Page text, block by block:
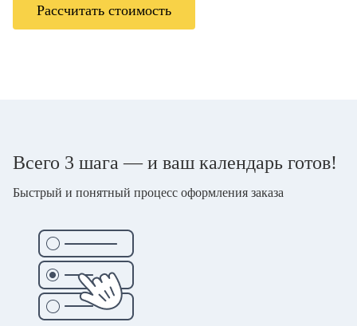
Рассчитать стоимость
Всего 3 шага — и ваш календарь готов!
Быстрый и понятный процесс оформления заказа